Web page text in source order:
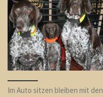
Im Auto sitzen bleiben mit den